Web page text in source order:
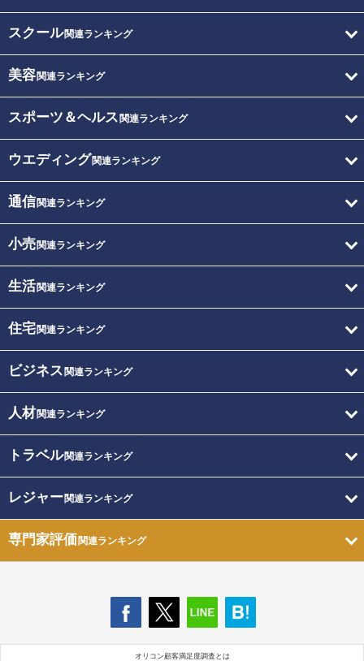
スクール関連ランキング
美容関連ランキング
スポーツ＆ヘルス 関連ランキング
ウエディング関連ランキング
通信関連ランキング
小売関連ランキング
生活関連ランキング
住宅関連ランキング
ビジネス 関連ランキング
人材関連ランキング
トラベル関連ランキング
レジャー関連ランキング
専門家評価関連ランキング
オリコン顧客満足度調査とは